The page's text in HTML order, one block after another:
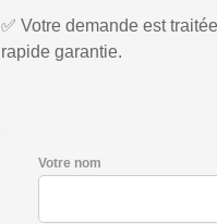
✅ Votre demande est
rapide garantie.
Votre nom